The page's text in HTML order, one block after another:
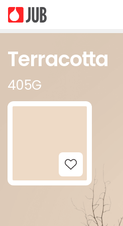
Terracotta
405G
Add to Wishlist